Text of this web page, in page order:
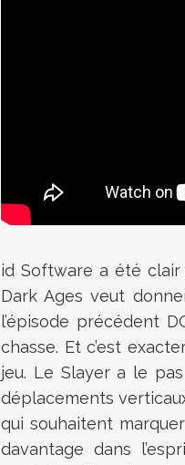
id Software a été
Dark Ages veut
l’épisode précédent
chasse. Et c’est
jeu. Le Slayer a le
déplacements
qui souhaitent
davantage dans